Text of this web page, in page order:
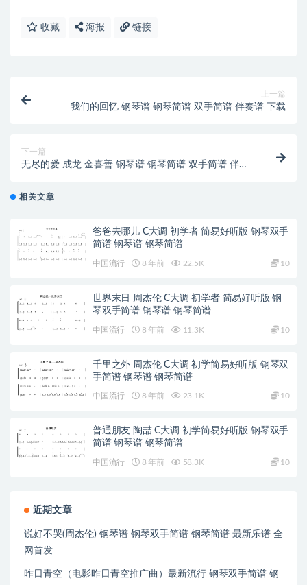
收藏 海报 链接
上一篇
我们的回忆 钢琴谱 钢琴简谱 双手简谱 伴奏谱 下载
下一篇
无尽的爱 成龙 金喜善 钢琴谱 钢琴简谱 双手简谱 伴奏
相关文章
爸爸去哪儿 C大调 初学者 简易好听版 钢琴双手
简谱 钢琴谱 钢琴简谱
中国流行 8 年前 22.5K 10
世界末日 周杰伦 C大调 初学者 简易好听版 钢
琴双手简谱 钢琴谱 钢琴简谱
中国流行 8 年前 11.3K 10
千里之外 周杰伦 C大调 初学简易好听版 钢琴双
手简谱 钢琴谱 钢琴简谱
中国流行 8 年前 23.1K 10
普通朋友 陶喆 C大调 初学简易好听版 钢琴双手
简谱 钢琴谱 钢琴简谱
中国流行 8 年前 58.3K 10
近期文章
说好不哭(周杰伦) 钢琴谱 钢琴双手简谱 钢琴简谱 最新乐谱 全
网首发
昨日青空（电影昨日青空推广曲）最新流行 钢琴双手简谱 钢